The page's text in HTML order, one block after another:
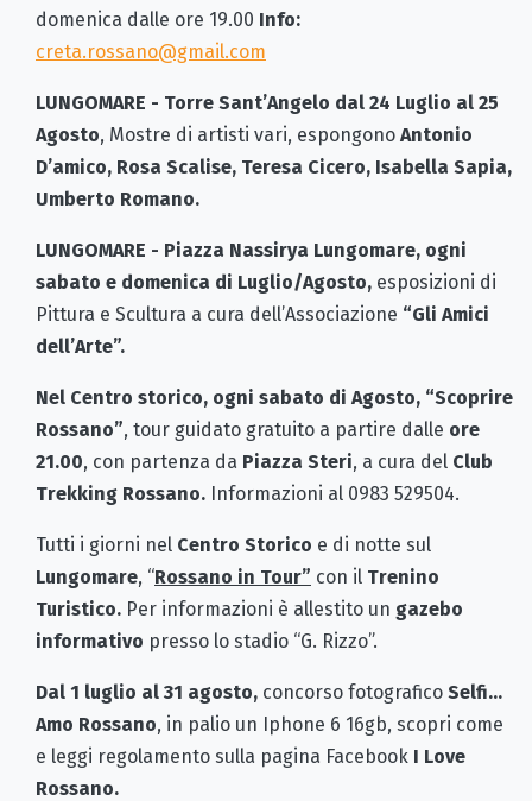
domenica dalle ore 19.00 Info:
creta.rossano@gmail.com
LUNGOMARE - Torre Sant’Angelo dal 24 Luglio al 25
Agosto, Mostre di artisti vari, espongono Antonio
D’amico, Rosa Scalise, Teresa Cicero, Isabella Sapia,
Umberto Romano.
LUNGOMARE - Piazza Nassirya Lungomare, ogni
sabato e domenica di Luglio/Agosto, esposizioni di
Pittura e Scultura a cura dell’Associazione “Gli Amici
dell’Arte”.
Nel Centro storico, ogni sabato di Agosto, “Scoprire
Rossano”, tour guidato gratuito a partire dalle ore
21.00, con partenza da Piazza Steri, a cura del Club
Trekking Rossano. Informazioni al 0983 529504.
Tutti i giorni nel Centro Storico e di notte sul
Lungomare, “Rossano in Tour” con il Trenino
Turistico. Per informazioni è allestito un gazebo
informativo presso lo stadio “G. Rizzo”.
Dal 1 luglio al 31 agosto, concorso fotografico Selfi…
Amo Rossano, in palio un Iphone 6 16gb, scopri come
e leggi regolamento sulla pagina Facebook I Love
Rossano.